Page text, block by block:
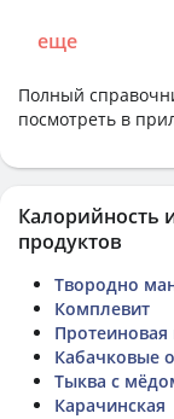
еще
Полный
посмотреть в
Калорийность
продуктов
Твородно
Комплевит
Протеиновая
Кабачковые
Тыква с
Карачинская